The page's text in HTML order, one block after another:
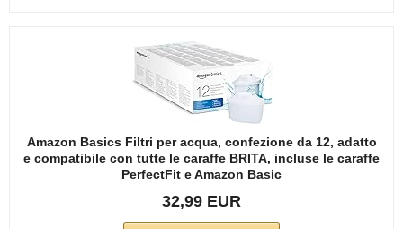
Amazon Basics Filtri per acqua, confezione da 12, adatto
e compatibile con tutte le caraffe BRITA, incluse le caraffe
PerfectFit e Amazon Basic
32,99 EUR